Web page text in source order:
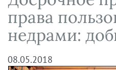
Кейсы
Вакансии
Сопровождение бизнеса
Ведение уголовных дел
Защита активов
Видеоподкасты
Справочная
Вопросы-ответы
Вебинары и семинары
права
недрами:
08.05.2018